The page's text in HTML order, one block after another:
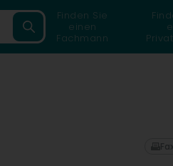
Finden Sie
einen
Fachmann